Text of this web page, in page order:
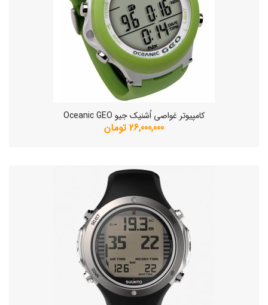
کامپیوتر غواصی اُشنیک جیو Oceanic GEO
26,000,000 تومان